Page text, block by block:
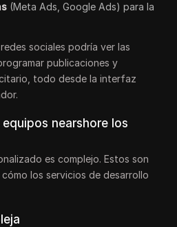
(Meta Ads, Google Ads) para la
sociales podría ver las
publicaciones y
todo desde la interfaz
nearshore los
es complejo. Estos son
los servicios de desarrollo